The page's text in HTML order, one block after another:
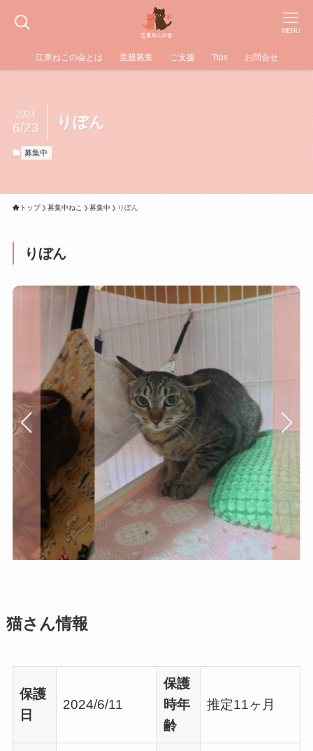
MENU
江東ねこの会とは 里親募集 ご支援 Tips お問合せ
りぼん
2024
6/23
募集中
トップ 募集中ねこ 募集中 りぼん
りぼん
猫さん情報
保護
日
2024/6/11
保護
時年
齢
推定11ヶ月